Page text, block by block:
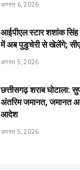
अगस्त 6, 2026
आईपीएल स्टार शशांक
में अब पुडुचेरी से खेलेंगे;
अगस्त 5, 2026
छत्तीसगढ़ शराब घोटाला:
अंतरिम जमानत, जमानत
आदेश
अगस्त 5, 2026